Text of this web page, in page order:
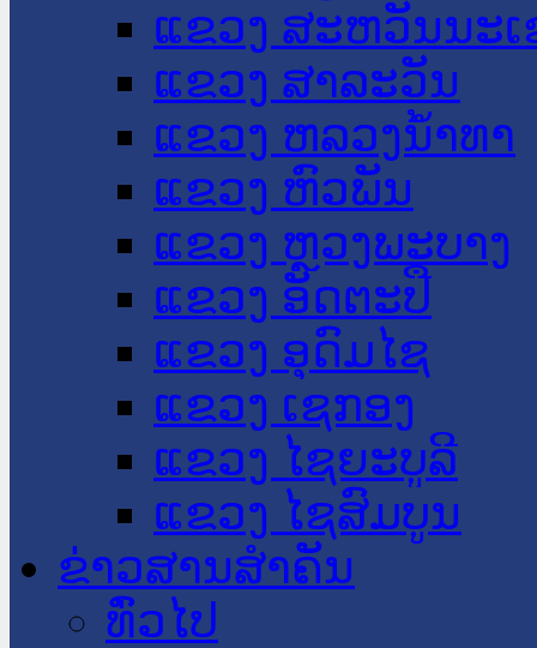
ແຂວງ ສະຫວັນນະ
ແຂວງ ສາລະວັນ
ແຂວງ ຫລວງນໍ້າທາ
ແຂວງ ຫົວພັນ
ແຂວງ ຫຼວງພະບາງ
ແຂວງ ອັດຕະປື
ແຂວງ ອຸດົມໄຊ
ແຂວງ ເຊກອງ
ແຂວງ ໄຊຍະບູລີ
ແຂວງ ໄຊສົມບູນ
ຂ່າວສານສໍາຄັນ
​ທົ່ວ​ໄປ